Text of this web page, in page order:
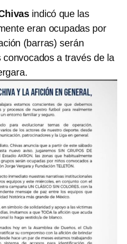
indicó que las
eran ocupadas por
(barras) serán
a través de la